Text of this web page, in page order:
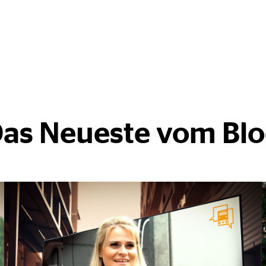
Neueste vom